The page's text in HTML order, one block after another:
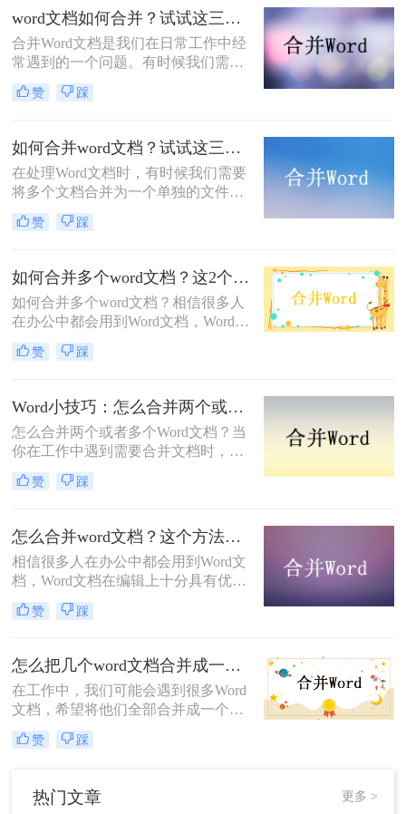
并成一个word呢？在本文中，我们将
介绍几种方法，让您轻松实现将多个
Word文档合并成一个的操作。
word文档如何合并？试试这三种简单方法吧！
合并Word文档是我们在日常工作中经
常遇到的一个问题。有时候我们需要
将多个文档合并成一个，以便更好地
组织信息或进行打印。下面将介绍
助大家轻松完成这项任务。
赞 踩
如何合并word文档？试试这三种方法！
​在处理Word文档时，有时候我们需要
将多个文档合并为一个单独的文件。
这可能是为了整理信息、整合不同版
本的内容，或者为了方便打印和分
将介绍三种简单的方法来合并Word文
档，帮助您根据实际情况选择最适合
您的方法。
赞 踩
如何合并多个word文档？这2个方法很实用！
如何合并多个word文档？相信很多人
在办公中都会用到Word文档，Word文
档在编辑上十分具有优势，所以很多
人喜欢用Word文档来编辑文档，但是
会很不方便，可以使用合并word文档
的方法，至于要怎么合并多个word文
档，今天就来给大家讲一讲。
赞 踩
Word小技巧：怎么合并两个或者多个Word文档
怎么合并两个或者多个Word文档？当
你在工作中遇到需要合并文档时，你
会怎么做呢？手动合并还是借助工
具？如果份数不多，手动合并能解决
档很多，那么就不得不借用工具了，
那么有什么好用的合并多个Word文档
工具吗？下面就来给大家讲讲吧。
赞 踩
怎么合并word文档？这个方法很实用！
相信很多人在办公中都会用到Word文
档，Word文档在编辑上十分具有优
势，所以很多人喜欢用Word文档来编
辑文档，但是当文档越来越多，我们
合并Word文档的方法，至于要怎么合
并word文档，今天就来给大家讲一
讲。
赞 踩
怎么把几个word文档合并成一个？不要只会复制黏贴，这样做1分钟就搞定
在工作中，我们可能会遇到很多Word
文档，希望将他们全部合并成一个文
档，一个一个拷贝的话真的太慢了，
还有可能被拷贝到哪个文档上，今天
个word文档合并成一个的方法，让你
不再苦恼合并多份Word文档的事情。
赞 踩
热门文章 更多 >